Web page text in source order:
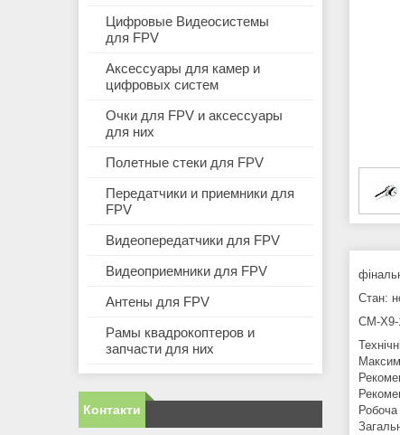
Cтан:
CM-
Цифровые Видеосистемы
для FPV
Аксессуары для камер и
цифровых систем
Очки для FPV и аксессуары
для них
Полетные стеки для FPV
Передатчики и приемники для
FPV
Видеопередатчики для FPV
Видеоприемники для FPV
Антены для FPV
Рамы квадрокоптеров и
запчасти для них
Контакти